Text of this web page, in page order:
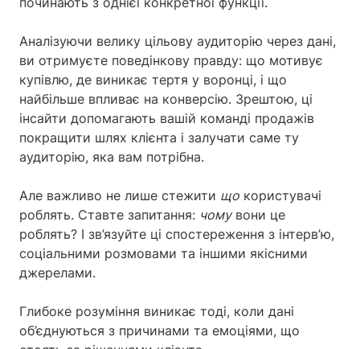
Аналізуючи велику цільову аудиторію через дані,
ви отримуєте поведінкову правду: що мотивує
купівлю, де виникає тертя у воронці, і що
найбільше впливає на конверсію. Зрештою, ці
інсайти допомагають вашій команді продажів
покращити шлях клієнта і залучати саме ту
аудиторію, яка вам потрібна.
Але важливо не лише стежити що користувачі
роблять. Ставте запитання: чомувони це
роблять? І зв’язуйте ці спостереження з інтерв’ю,
соціальними розмовами та іншими якісними
джерелами.
Глибоке розуміння виникає тоді, коли дані
об’єднуються з причинами та емоціями, що